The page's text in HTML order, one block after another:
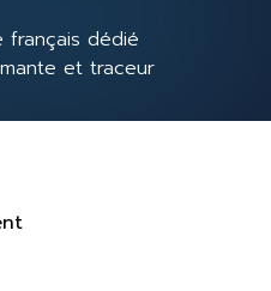
français dédié
et traceur